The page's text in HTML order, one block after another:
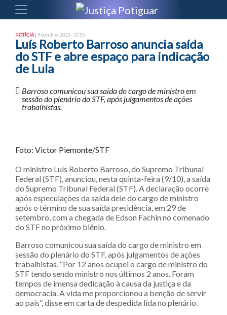
NOTÍCIA | 9 outubro, 2025 - 17:55
Luís Roberto Barroso anuncia saída
do STF e abre espaço para indicação
de Lula
Barroso comunicou sua saída do cargo de ministro em
sessão do plenário do STF, após julgamentos de ações
trabalhistas.
Foto: Victor Piemonte/STF
O ministro Luís Roberto Barroso, do Supremo Tribunal
Federal (STF), anunciou, nesta quinta-feira (9/10), a saída
do Supremo Tribunal Federal (STF). A declaração ocorre
após especulações da saída dele do cargo de ministro
após o término de sua saída presidência, em 29 de
setembro, com a chegada de Edson Fachin no comenado
do STF no próximo biênio.
Barroso comunicou sua saída do cargo de ministro em
sessão do plenário do STF, após julgamentos de ações
trabalhistas. “Por 12 anos ocupei o cargo de ministro do
STF tendo sendo ministro nos últimos 2 anos. Foram
tempos de imensa dedicação à causa da justiça e da
democracia. A vida me proporcionou a benção de servir
ao país”, disse em carta de despedida lida no plenário.